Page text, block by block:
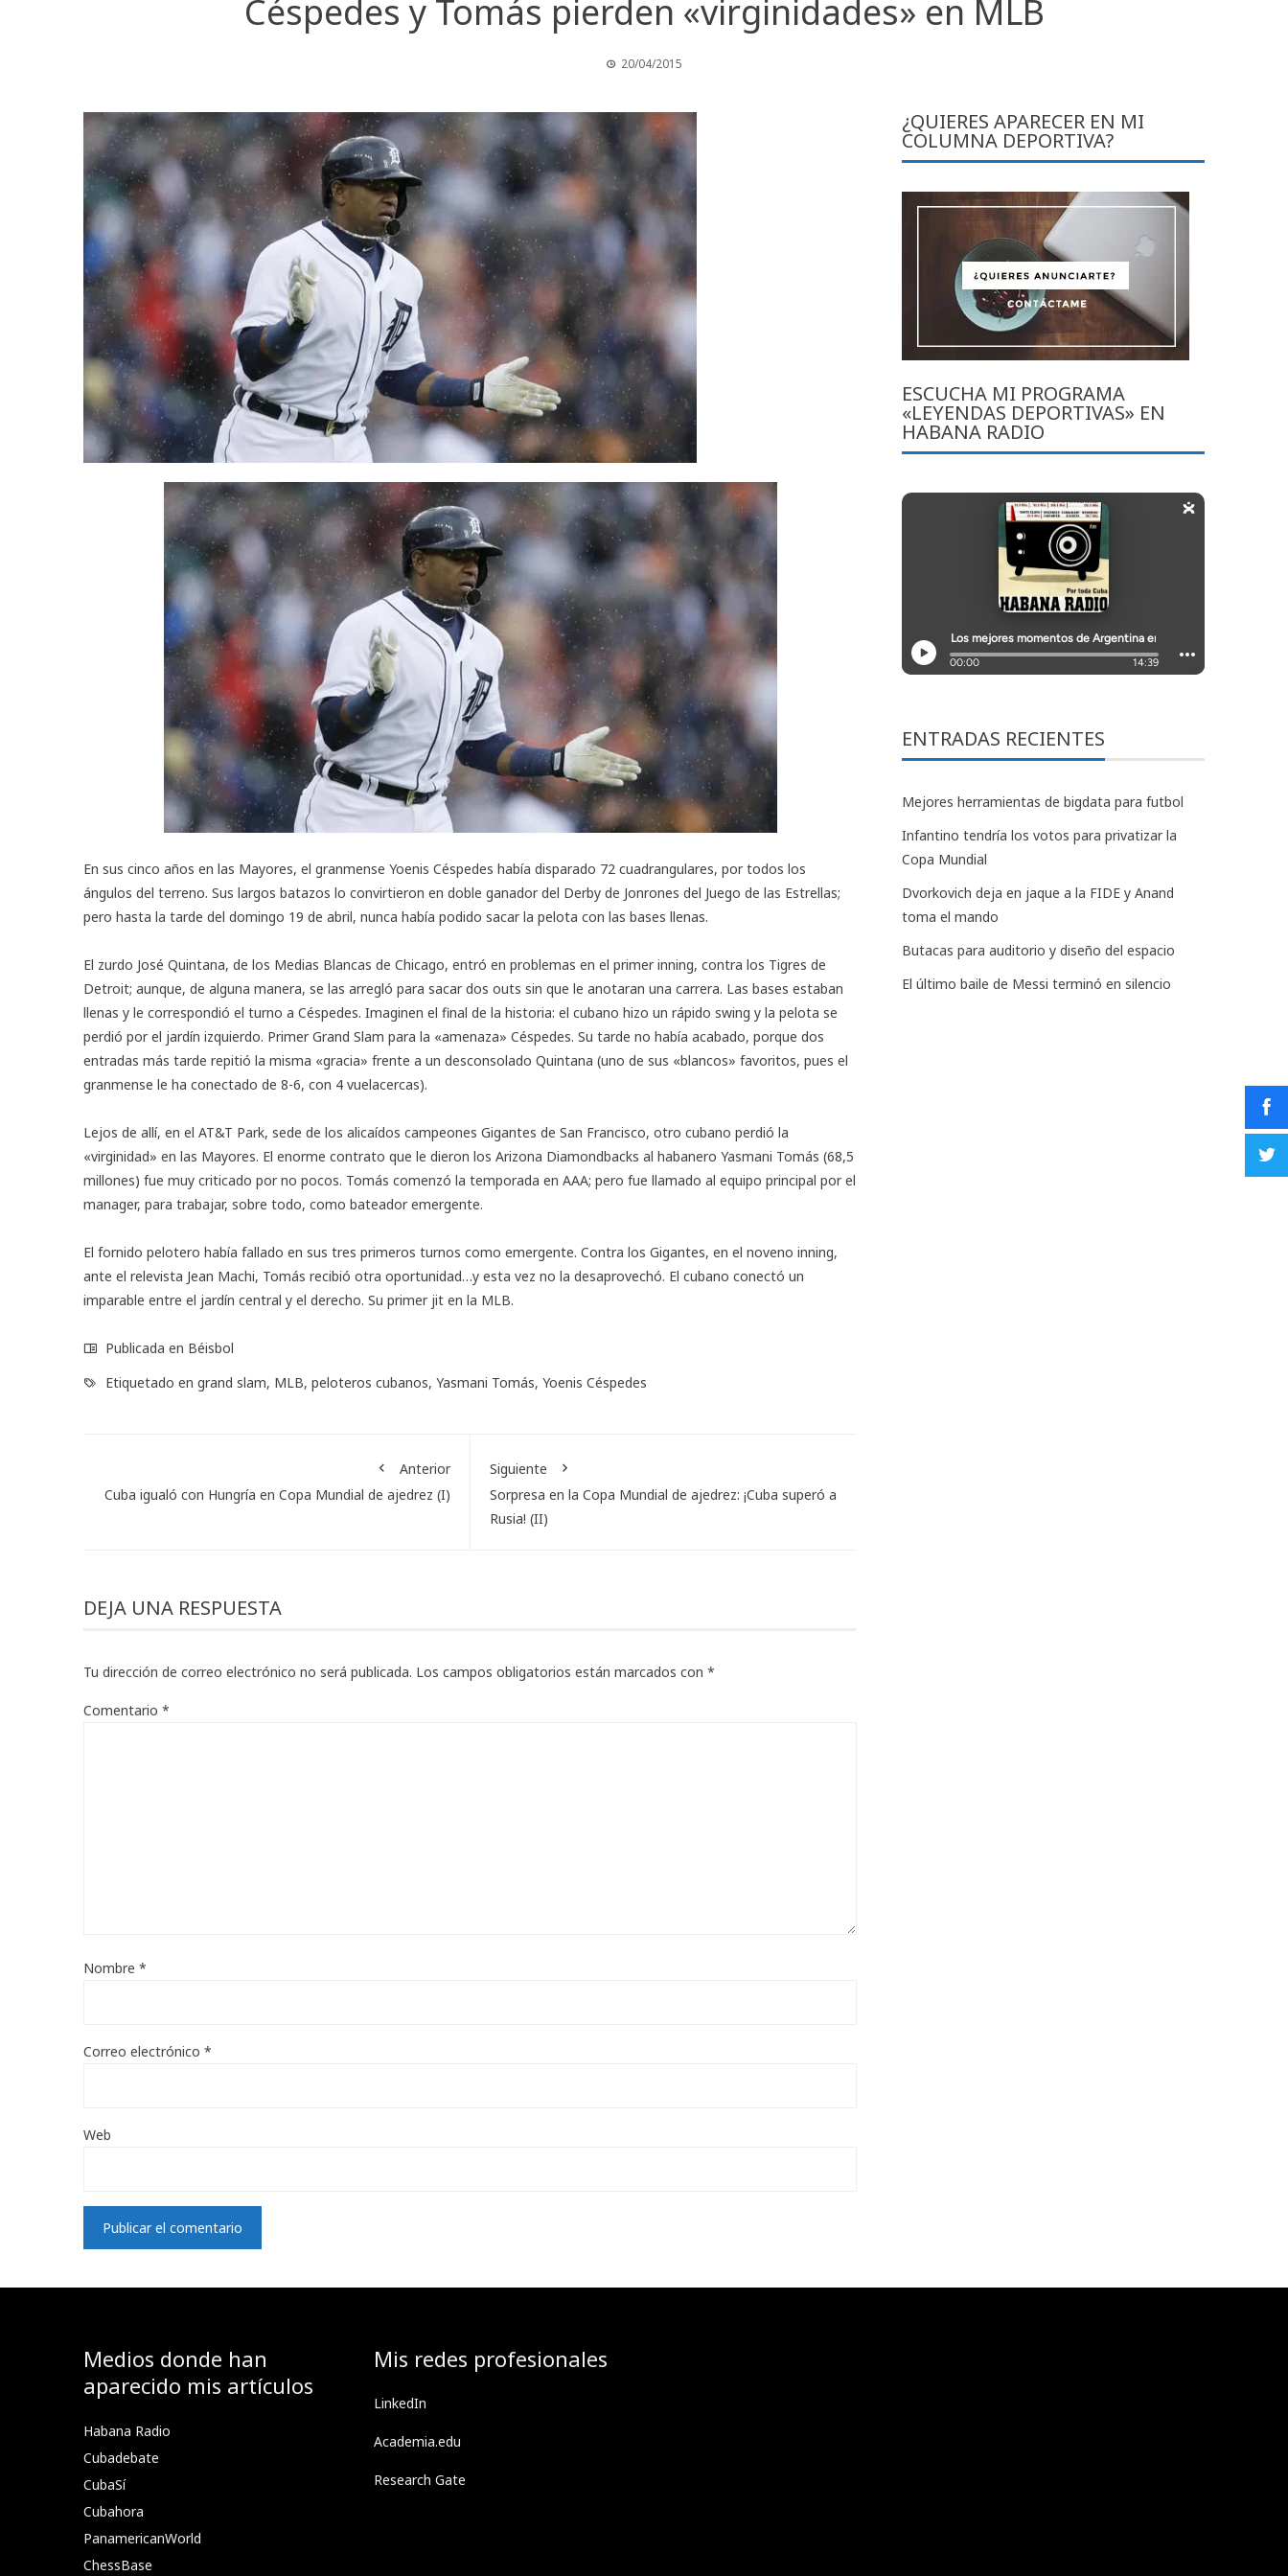
Céspedes y Tomás pierden «virginidades» en MLB
20/04/2015
En sus cinco años en las Mayores, el granmense Yoenis Céspedes había disparado 72 cuadrangulares, por todos los
ángulos del terreno. Sus largos batazos lo convirtieron en doble ganador del Derby de Jonrones del Juego de las Estrellas;
pero hasta la tarde del domingo 19 de abril, nunca había podido sacar la pelota con las bases llenas.
El zurdo José Quintana, de los Medias Blancas de Chicago, entró en problemas en el primer inning, contra los Tigres de
Detroit; aunque, de alguna manera, se las arregló para sacar dos outs sin que le anotaran una carrera. Las bases estaban
llenas y le correspondió el turno a Céspedes. Imaginen el final de la historia: el cubano hizo un rápido swing y la pelota se
perdió por el jardín izquierdo. Primer Grand Slam para la «amenaza» Céspedes. Su tarde no había acabado, porque dos
entradas más tarde repitió la misma «gracia» frente a un desconsolado Quintana (uno de sus «blancos» favoritos, pues el
granmense le ha conectado de 8-6, con 4 vuelacercas).
Lejos de allí, en el AT&T Park, sede de los alicaídos campeones Gigantes de San Francisco, otro cubano perdió la
«virginidad» en las Mayores. El enorme contrato que le dieron los Arizona Diamondbacks al habanero Yasmani Tomás (68,5
millones) fue muy criticado por no pocos. Tomás comenzó la temporada en AAA; pero fue llamado al equipo principal por el
manager, para trabajar, sobre todo, como bateador emergente.
El fornido pelotero había fallado en sus tres primeros turnos como emergente. Contra los Gigantes, en el noveno inning,
ante el relevista Jean Machi, Tomás recibió otra oportunidad…y esta vez no la desaprovechó. El cubano conectó un
imparable entre el jardín central y el derecho. Su primer jit en la MLB.
Publicada en Béisbol
Etiquetado en grand slam, MLB, peloteros cubanos, Yasmani Tomás, Yoenis Céspedes
Anterior
Cuba igualó con Hungría en Copa Mundial de ajedrez (I)
Siguiente
Sorpresa en la Copa Mundial de ajedrez: ¡Cuba superó a
Rusia! (II)
DEJA UNA RESPUESTA
Tu dirección de correo electrónico no será publicada. Los campos obligatorios están marcados con *
Comentario *
Nombre *
Correo electrónico *
Web
¿QUIERES APARECER EN MI
COLUMNA DEPORTIVA?
ESCUCHA MI PROGRAMA
«LEYENDAS DEPORTIVAS» EN
HABANA RADIO
ENTRADAS RECIENTES
Mejores herramientas de bigdata para futbol
Infantino tendría los votos para privatizar la
Copa Mundial
Dvorkovich deja en jaque a la FIDE y Anand
toma el mando
Butacas para auditorio y diseño del espacio
El último baile de Messi terminó en silencio
Medios donde han
aparecido mis artículos
Habana Radio
Cubadebate
CubaSí
Cubahora
PanamericanWorld
ChessBase
Mis redes profesionales
LinkedIn
Academia.edu
Research Gate